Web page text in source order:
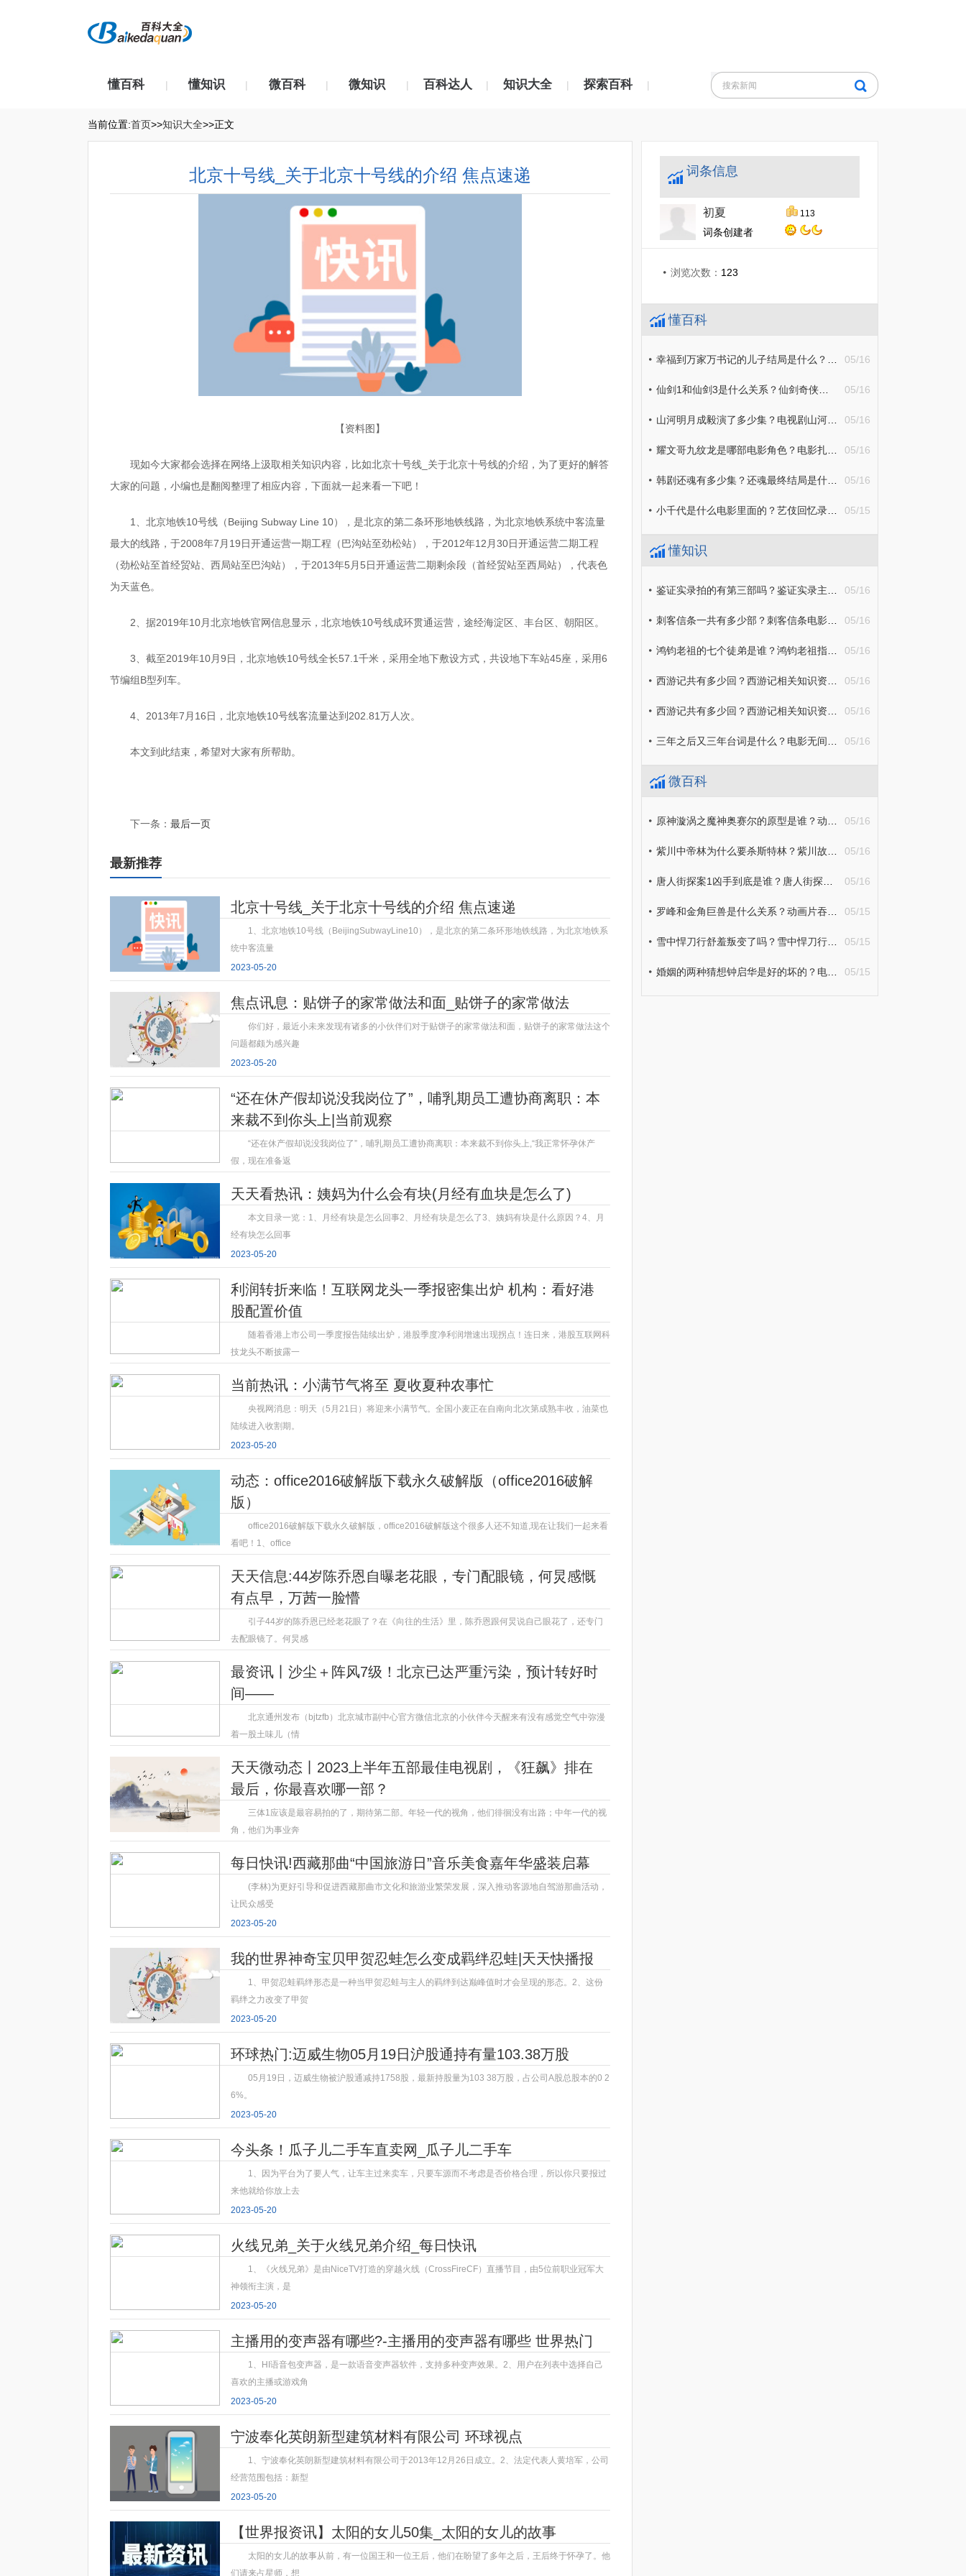
懂百科 | 懂知识 | 微百科 | 微知识 | 百科达人 | 知识大全 | 探索百科 |
当前位置:首页>>知识大全>>正文
北京十号线_关于北京十号线的介绍 焦点速递
【资料图】
现如今大家都会选择在网络上汲取相关知识内容，比如北京十号线_关于北京十号线的介绍，为了更好的解答
大家的问题，小编也是翻阅整理了相应内容，下面就一起来看一下吧！
1、北京地铁10号线（Beijing Subway Line 10），是北京的第二条环形地铁线路，为北京地铁系统中客流量
最大的线路，于2008年7月19日开通运营一期工程（巴沟站至劲松站），于2012年12月30日开通运营二期工程
（劲松站至首经贸站、西局站至巴沟站），于2013年5月5日开通运营二期剩余段（首经贸站至西局站），代表色
为天蓝色。
2、据2019年10月北京地铁官网信息显示，北京地铁10号线成环贯通运营，途经海淀区、丰台区、朝阳区。
3、截至2019年10月9日，北京地铁10号线全长57.1千米，采用全地下敷设方式，共设地下车站45座，采用6
节编组B型列车。
4、2013年7月16日，北京地铁10号线客流量达到202.81万人次。
本文到此结束，希望对大家有所帮助。
下一条： 最后一页
最新推荐
北京十号线_关于北京十号线的介绍 焦点速递
1、北京地铁10号线（BeijingSubwayLine10），是北京的第二条环形地铁线路，为北京地铁系
统中客流量
2023-05-20
焦点讯息：贴饼子的家常做法和面_贴饼子的家常做法
你们好，最近小未来发现有诸多的小伙伴们对于贴饼子的家常做法和面，贴饼子的家常做法这个
问题都颇为感兴趣
2023-05-20
“还在休产假却说没我岗位了”，哺乳期员工遭协商离职：本
来裁不到你头上|当前观察
“还在休产假却说没我岗位了”，哺乳期员工遭协商离职：本来裁不到你头上,“我正常怀孕休产
假，现在准备返
天天看热讯：姨妈为什么会有块(月经有血块是怎么了)
本文目录一览：1、月经有块是怎么回事2、月经有块是怎么了3、姨妈有块是什么原因？4、月
经有块怎么回事
2023-05-20
利润转折来临！互联网龙头一季报密集出炉 机构：看好港
股配置价值
随着香港上市公司一季度报告陆续出炉，港股季度净利润增速出现拐点！连日来，港股互联网科
技龙头不断披露一
当前热讯：小满节气将至 夏收夏种农事忙
央视网消息：明天（5月21日）将迎来小满节气。全国小麦正在自南向北次第成熟丰收，油菜也
陆续进入收割期。
2023-05-20
动态：office2016破解版下载永久破解版（office2016破解
版）
office2016破解版下载永久破解版，office2016破解版这个很多人还不知道,现在让我们一起来看
看吧！1、office
天天信息:44岁陈乔恩自曝老花眼，专门配眼镜，何炅感慨
有点早，万茜一脸懵
引子44岁的陈乔恩已经老花眼了？在《向往的生活》里，陈乔恩跟何炅说自己眼花了，还专门
去配眼镜了。何炅感
最资讯丨沙尘＋阵风7级！北京已达严重污染，预计转好时
间——
北京通州发布（bjtzfb）北京城市副中心官方微信北京的小伙伴今天醒来有没有感觉空气中弥漫
着一股土味儿（情
天天微动态丨2023上半年五部最佳电视剧，《狂飙》排在
最后，你最喜欢哪一部？
三体1应该是最容易拍的了，期待第二部。年轻一代的视角，他们徘徊没有出路；中年一代的视
角，他们为事业奔
每日快讯!西藏那曲“中国旅游日”音乐美食嘉年华盛装启幕
(李林)为更好引导和促进西藏那曲市文化和旅游业繁荣发展，深入推动客源地自驾游那曲活动，
让民众感受
2023-05-20
我的世界神奇宝贝甲贺忍蛙怎么变成羁绊忍蛙|天天快播报
1、甲贺忍蛙羁绊形态是一种当甲贺忍蛙与主人的羁绊到达巅峰值时才会呈现的形态。2、这份
羁绊之力改变了甲贺
2023-05-20
环球热门:迈威生物05月19日沪股通持有量103.38万股
05月19日，迈威生物被沪股通减持1758股，最新持股量为103 38万股，占公司A股总股本的0 2
6%。
2023-05-20
今头条！瓜子儿二手车直卖网_瓜子儿二手车
1、因为平台为了要人气，让车主过来卖车，只要车源而不考虑是否价格合理，所以你只要报过
来他就给你放上去
2023-05-20
火线兄弟_关于火线兄弟介绍_每日快讯
1、《火线兄弟》是由NiceTV打造的穿越火线（CrossFireCF）直播节目，由5位前职业冠军大
神领衔主演，是
2023-05-20
主播用的变声器有哪些?-主播用的变声器有哪些 世界热门
1、HI语音包变声器，是一款语音变声器软件，支持多种变声效果。2、用户在列表中选择自己
喜欢的主播或游戏角
2023-05-20
宁波奉化英朗新型建筑材料有限公司 环球视点
1、宁波奉化英朗新型建筑材料有限公司于2013年12月26日成立。2、法定代表人黄培军，公司
经营范围包括：新型
2023-05-20
【世界报资讯】太阳的女儿50集_太阳的女儿的故事
太阳的女儿的故事从前，有一位国王和一位王后，他们在盼望了多年之后，王后终于怀孕了。他
们请来占星师，想
词条信息
初夏 113
词条创建者
浏览次数： 123
懂百科
05/16
幸福到万家万书记的儿子结局是什么？幸福到万家剧情简介
05/16
仙剑1和仙剑3是什么关系？仙剑奇侠传主要剧情介绍
05/16
山河明月成毅演了多少集？电视剧山河月明剧情介绍
05/16
耀文哥九纹龙是哪部电影角色？电影扎职剧情介绍
05/16
韩剧还魂有多少集？还魂最终结局是什么？
05/15
小千代是什么电影里面的？艺伎回忆录小千代人物解析
懂知识
05/16
鉴证实录拍的有第三部吗？鉴证实录主要内容是什么？
05/16
​刺客信条一共有多少部？刺客信条电影剧情介绍
05/16
鸿钧老祖的七个徒弟是谁？鸿钧老祖指的是谁？
05/16
西游记共有多少回？西游记相关知识资料介绍
05/16
西游记共有多少回？西游记相关知识资料介绍
05/16
三年之后又三年台词是什么？电影无间道剧情简介
微百科
05/16
原神漩涡之魔神奥赛尔的原型是谁？动漫原神相关资料介绍
05/16
紫川中帝林为什么要杀斯特林？紫川故事剧情介绍
05/16
唐人街探案1凶手到底是谁？唐人街探案1剧情简介
05/15
罗峰和金角巨兽是什么关系？动画片吞噬星空剧情简介
05/15
雪中悍刀行舒羞叛变了吗？雪中悍刀行故事剧情介绍
05/15
婚姻的两种猜想钟启华是好的坏的？电视剧婚姻的两种猜想剧情简介